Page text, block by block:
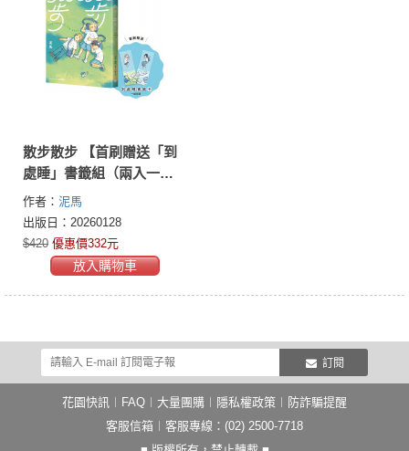
散步散步 【首刷贈送「到
處睡」書籤組（兩入一
組）】
作者： 泥馬
出版日：20260128
$420 優惠價332元
放入購物車
訂閱
花園快訊 FAQ 大量團購 隱私權政策
防詐騙提醒
客服信箱 ︱客服專線：(02) 2500-7718